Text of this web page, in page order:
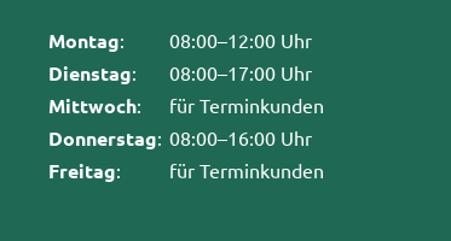
Montag: 08:00–12:00 Uhr
Dienstag: 08:00–17:00 Uhr
Mittwoch: für Terminkunden
Donnerstag: 08:00–16:00 Uhr
Freitag: für Terminkunden